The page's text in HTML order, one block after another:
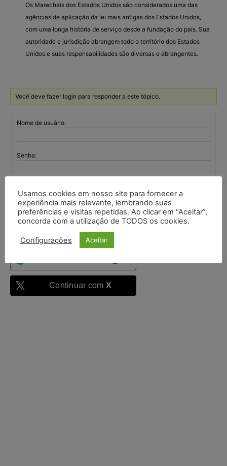
Os Marechais dos Estados Unidos são considerados uma das
agências de aplicação da lei mais antigas dos Estados Unidos,
com uma longa história de serviço desde a fundação do país. Sua
autoridade e jurisdição abrangem todo o território dos Estados
Unidos e suas responsabilidades são diversas e abrangentes.
Você deve fazer login para responder a este tópico.
Nome de usuário:
Senha:
autenticado
Entrar
Continuar com X
Usamos cookies em nosso site para fornecer a
experiência mais relevante, lembrando suas
preferências e visitas repetidas. Ao clicar em “Aceitar”,
concorda com a utilização de TODOS os cookies.
Configurações Aceitar